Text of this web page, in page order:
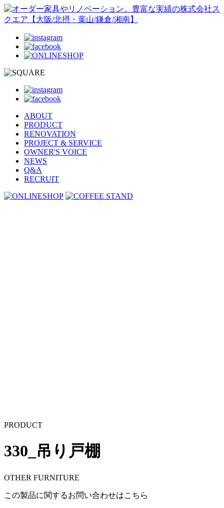
ABOUT
PRODUCT
RENOVATION
PROJECT & SERVICE
OWNER'S VOICE
NEWS
Q&A
RECRUIT
PRODUCT
330_吊り戸棚
OTHER FURNITURE
この製品に関するお問い合わせはこちら